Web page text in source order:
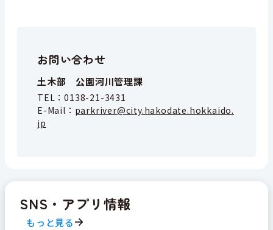
お問い合わせ
土木部 公園河川管理課
TEL：0138-21-3431
E-Mail： parkriver@city.hakodate.hokkaido.
jp
SNS・アプリ情報
もっと見る